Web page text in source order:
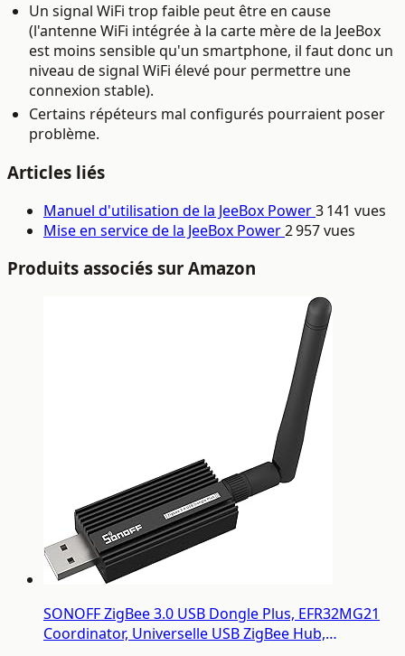
Un signal WiFi trop faible peut être en cause
(l'antenne WiFi intégrée à la carte mère de la JeeBox
est moins sensible qu'un smartphone, il faut donc un
niveau de signal WiFi élevé pour permettre une
connexion stable).
Certains répéteurs mal configurés pourraient poser
problème.
Articles liés
Manuel d'utilisation de la JeeBox Power3 141 vues
Mise en service de la JeeBox Power2 957 vues
Produits associés sur Amazon
SONOFF ZigBee 3.0 USB Dongle Plus, EFR32MG21
Coordinator, Universelle USB ZigBee Hub,